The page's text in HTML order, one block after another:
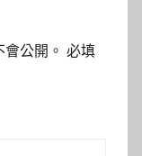
公開。 必填